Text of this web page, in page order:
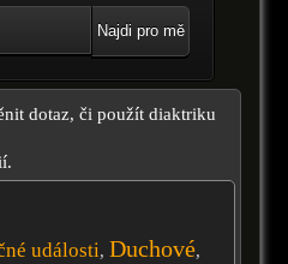
Najdi pro mě
dotaz, či použít diaktriku
události, Duchové,